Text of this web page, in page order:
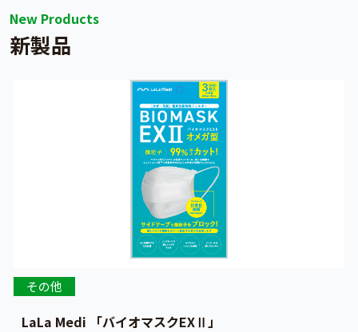
New Products
新製品
その他
LaLa Medi 「バイオマスクEXⅡ」